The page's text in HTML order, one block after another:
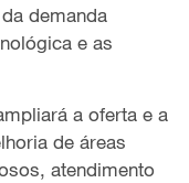
demanda
e as
a oferta e a
de áreas
atendimento